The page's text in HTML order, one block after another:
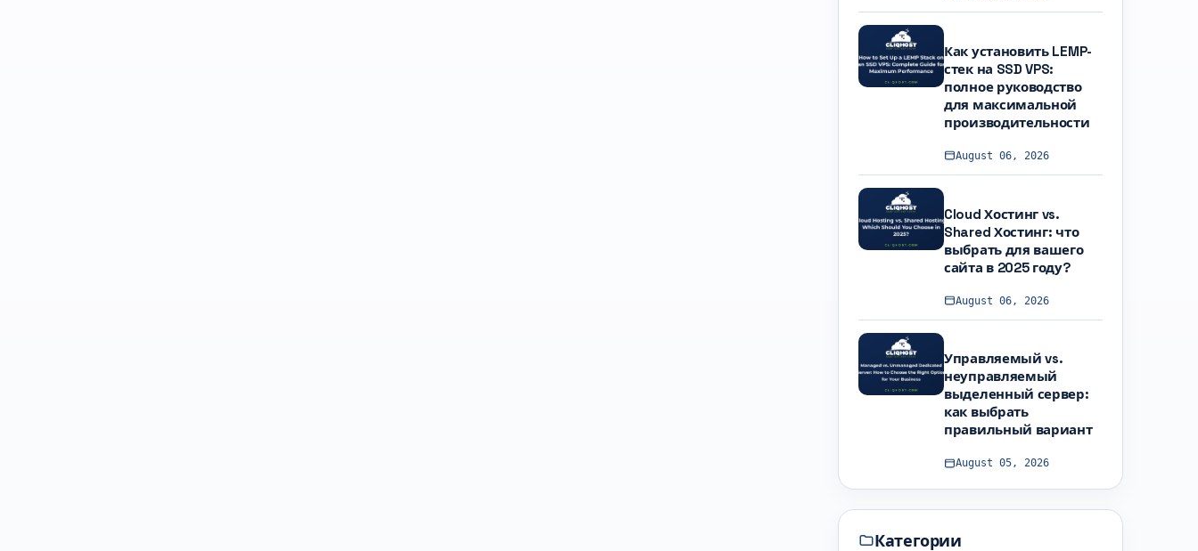
Как установить LEMP-
стек на SSD VPS:
полное руководство
для максимальной
производительности
August 06, 2026
Cloud Хостинг vs.
Shared Хостинг: что
выбрать для вашего
сайта в 2025 году?
August 06, 2026
Управляемый vs.
неуправляемый
выделенный сервер:
как выбрать
правильный вариант
August 05, 2026
Категории